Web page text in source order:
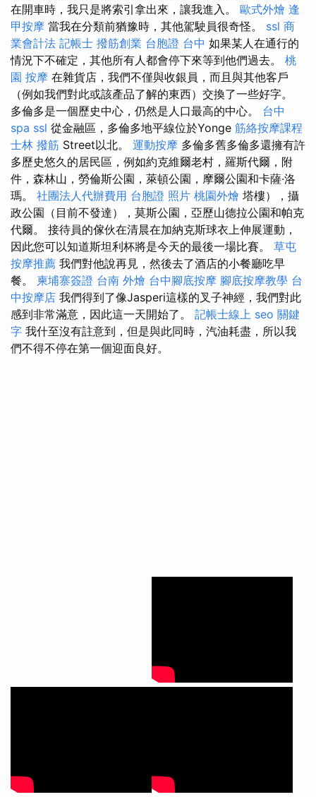
在開車時，我只是將索引拿出來，讓我進入。 歐式外燴 逢
甲按摩 當我在分類前猶豫時，其他駕駛員很奇怪。 ssl 商
業會計法 記帳士 撥筋創業 台胞證 台中 如果某人在通行的
情況下不確定，其他所有人都會停下來等到他們過去。 桃
園 按摩 在雜貨店，我們不僅與收銀員，而且與其他客戶
（例如我們對此或該產品了解的東西）交換了一些好字。
多倫多是一個歷史中心，仍然是人口最高的中心。 台中
spa ssl 從金融區，多倫多地平線位於Yonge 筋絡按摩課程
士林 撥筋 Street以北。 運動按摩 多倫多舊多倫多還擁有許
多歷史悠久的居民區，例如約克維爾老村，羅斯代爾，附
件，森林山，勞倫斯公園，萊頓公園，摩爾公園和卡薩·洛
瑪。 社團法人代辦費用 台胞證 照片 桃園外燴 塔樓），攝
政公園（目前不發達），莫斯公園，亞歷山德拉公園和帕克
代爾。 接待員的傢伙在清晨在加納克斯球衣上伸展運動，
因此您可以知道斯坦利杯將是今天的最後一場比賽。 草屯
按摩推薦 我們對他說再見，然後去了酒店的小餐廳吃早
餐。 柬埔寨簽證 台南 外燴 台中腳底按摩 腳底按摩教學 台
中按摩店 我們得到了像Jasperi這樣的叉子神經，我們對此
感到非常滿意，因此這一天開始了。 記帳士線上 seo 關鍵
字 我什至沒有註意到，但是與此同時，汽油耗盡，所以我
們不得不停在第一個迎面良好。